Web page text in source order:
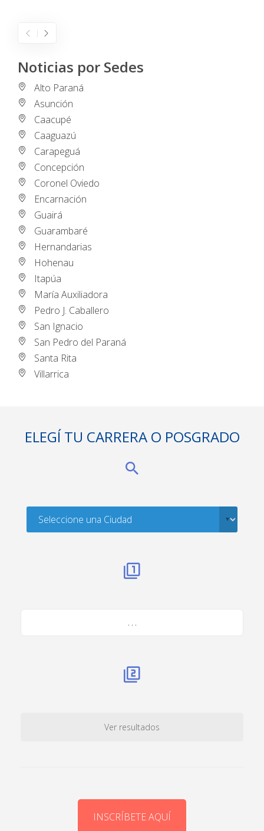
Noticias por Sedes
Alto Paraná
Asunción
Caacupé
Caaguazú
Carapeguá
Concepción
Coronel Oviedo
Encarnación
Guairá
Guarambaré
Hernandarias
Hohenau
Itapúa
María Auxiliadora
Pedro J. Caballero
San Ignacio
San Pedro del Paraná
Santa Rita
Villarrica
ELEGÍ TU CARRERA O POSGRADO
Ver resultados
INSCRÍBETE AQUÍ